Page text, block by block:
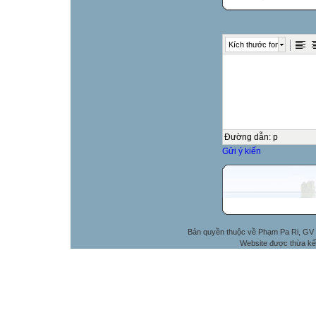
Kích thước font
Đường dẫn: p
Gửi ý kiến
Bản quyền thuộc về Phạm Pa Ri,
Website được thừa